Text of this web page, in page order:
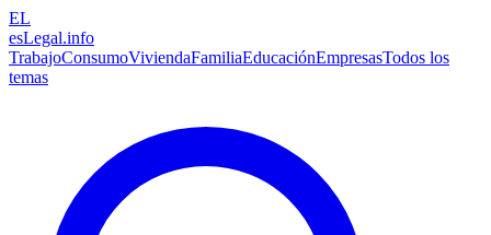
EL
esLegal.info
TrabajoConsumoViviendaFamiliaEducaciónEmpresasTodos los
temas